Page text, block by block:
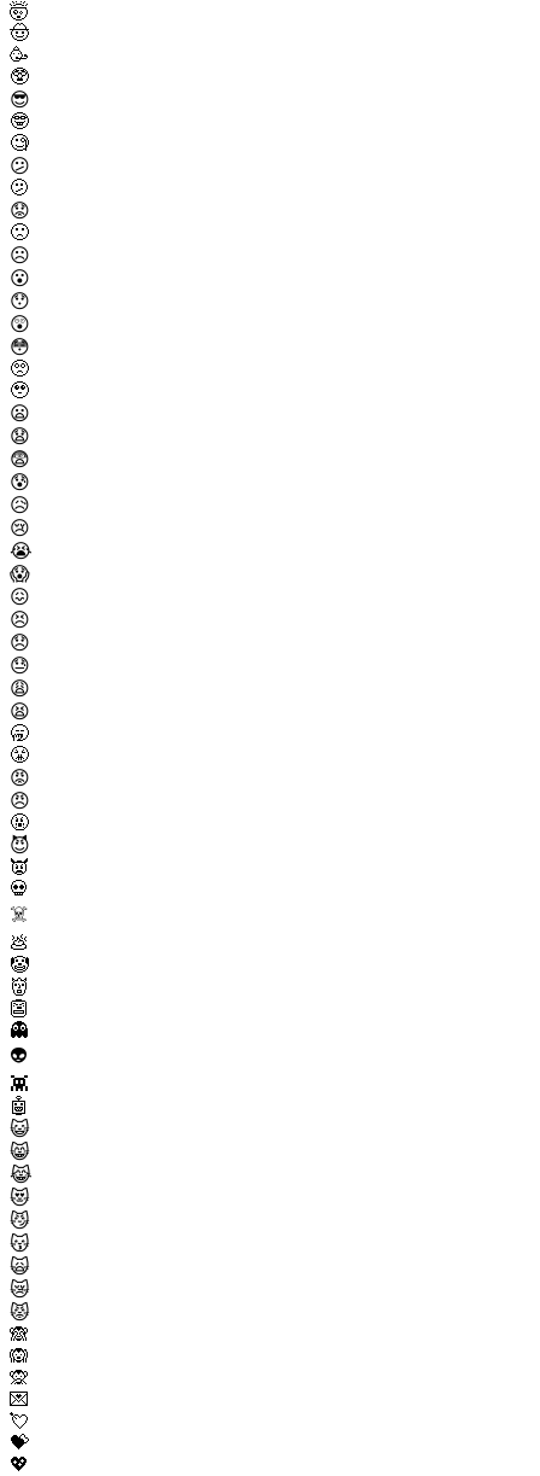
🤯
🤠
🥳
🥸
😎
🤓
🧐
😕
🫤
😟
🙁
☹️
😮
😯
😲
😳
🥺
🥹
😦
😧
😨
😰
😥
😢
😭
😱
😖
😣
😞
😓
😩
😫
🥱
😤
😡
😠
🤬
😈
👿
💀
☠️
💩
🤡
👹
👺
👻
👽
👾
🤖
😺
😸
😹
😻
😼
😽
🙀
😿
😾
🙈
🙉
🙊
💌
💘
💝
💖